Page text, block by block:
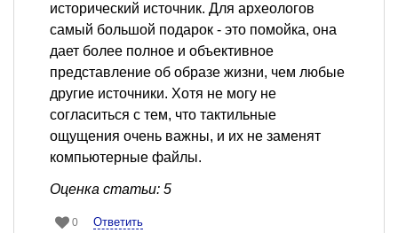
исторический источник. Для археологов
самый большой подарок - это помойка, она
дает более полное и объективное
представление об образе жизни, чем любые
другие источники. Хотя не могу не
согласиться с тем, что тактильные
ощущения очень важны, и их не заменят
компьютерные файлы.
Оценка статьи: 5
0 Ответить